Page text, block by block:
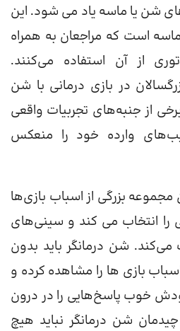
شن یا ماسه یاد می شود. این
است که مراجعان به همراه
از آن استفاده می‌کنند.
در بازی درمانی با شن
از جنبه‌های تجربیات واقعی
وارده خود را منعکس
مجموعه بزرگی از اسباب بازی‌ها
انتخاب می کند و سینی‌های
می‌کند. شن درمانگر باید بدون
بازی ها را مشاهده کرده و
خوب پاسخ‌هایی را در درون
شن درمانگر نباید هیچ